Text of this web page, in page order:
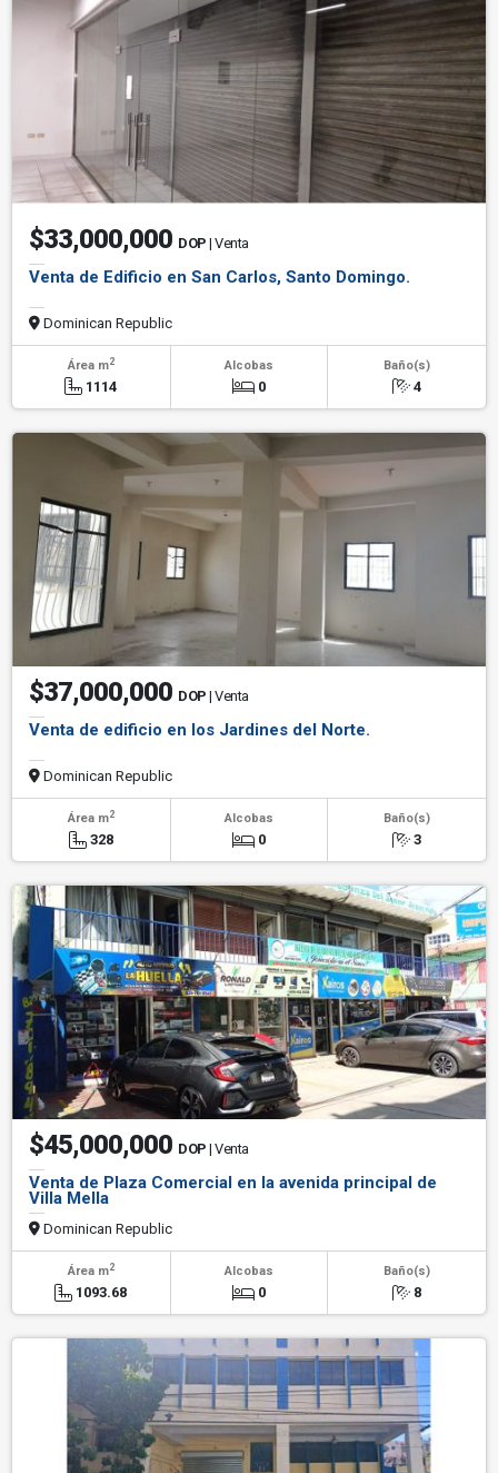
$33,000,000 DOP | Venta
Venta de Edificio en San Carlos, Santo Domingo.
Dominican Republic
Área m2
1114
Alcobas
0
Baño(s)
4
$37,000,000 DOP | Venta
Venta de edificio en los Jardines del Norte.
Dominican Republic
Área m2
328
Alcobas
0
Baño(s)
3
$45,000,000 DOP | Venta
Venta de Plaza Comercial en la avenida principal de
Villa Mella
Dominican Republic
Área m2
1093.68
Alcobas
0
Baño(s)
8